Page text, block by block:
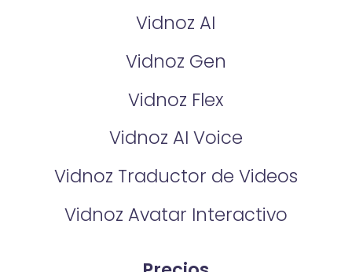
Vidnoz AI
Vidnoz Gen
Vidnoz Flex
Vidnoz AI Voice
Vidnoz Traductor de Videos
Vidnoz Avatar Interactivo